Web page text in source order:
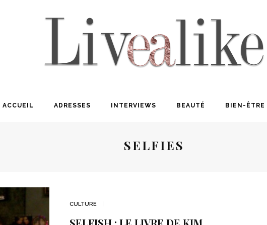
ACCUEIL ADRESSES INTERVIEWS BEAUTÉ BIEN-ÊTRE
SELFIES
CULTURE